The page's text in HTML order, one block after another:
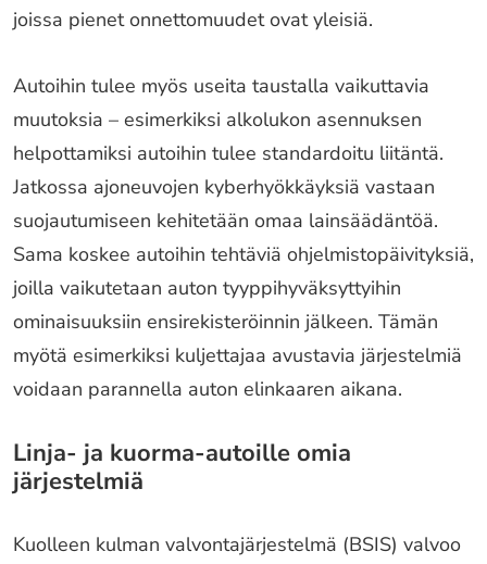
joissa pienet onnettomuudet ovat yleisiä.
Autoihin tulee myös useita taustalla vaikuttavia
muutoksia – esimerkiksi alkolukon asennuksen
helpottamiksi autoihin tulee standardoitu liitäntä.
Jatkossa ajoneuvojen kyberhyökkäyksiä vastaan
suojautumiseen kehitetään omaa lainsäädäntöä.
Sama koskee autoihin tehtäviä ohjelmistopäivityksiä,
joilla vaikutetaan auton tyyppihyväksyttyihin
ominaisuuksiin ensirekisteröinnin jälkeen. Tämän
myötä esimerkiksi kuljettajaa avustavia järjestelmiä
voidaan parannella auton elinkaaren aikana.
Linja- ja kuorma-autoille omia
järjestelmiä
Kuolleen kulman valvontajärjestelmä (BSIS) valvoo